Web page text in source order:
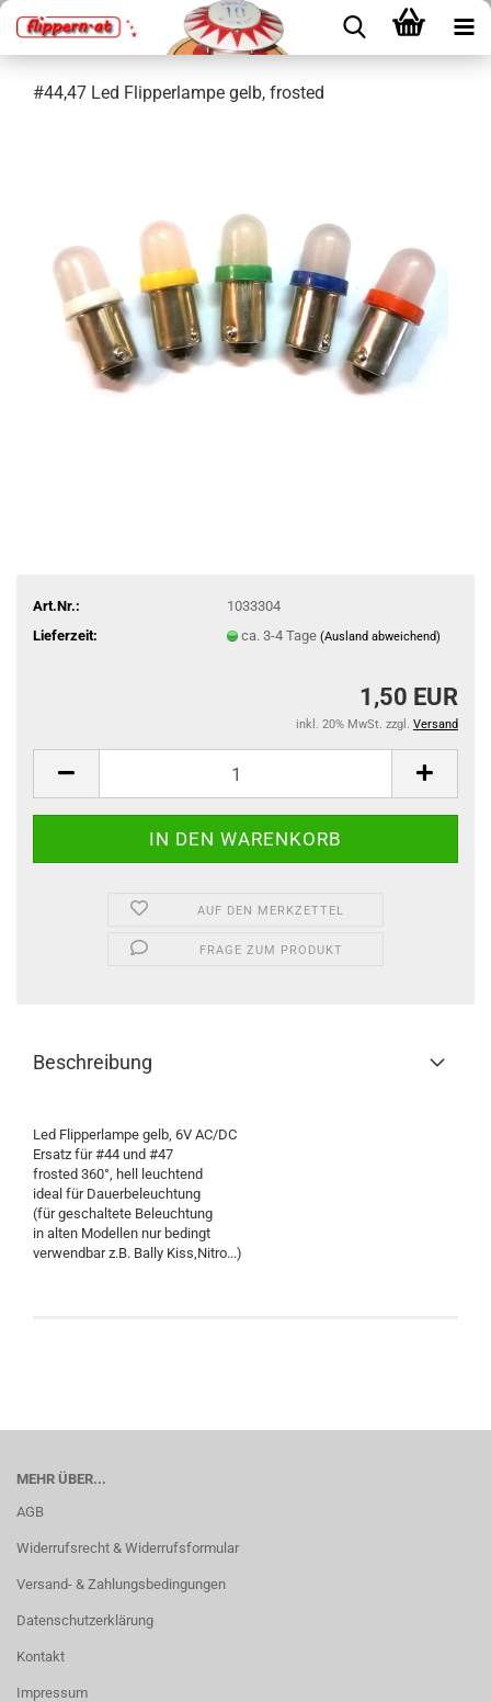
#44,47 Led Flipperlampe gelb, frosted
Art.Nr.:
1033304
Lieferzeit:
ca. 3-4 Tage (Ausland abweichend)
1,50 EUR
inkl. 20% MwSt. zzgl. Versand
AUF DEN MERKZETTEL
FRAGE ZUM PRODUKT
Beschreibung
Led Flipperlampe gelb, 6V AC/DC
Ersatz für #44 und #47
frosted 360°, hell leuchtend
ideal für Dauerbeleuchtung
(für geschaltete Beleuchtung
in alten Modellen nur bedingt
verwendbar z.B. Bally Kiss,Nitro...)
MEHR ÜBER...
AGB
Widerrufsrecht & Widerrufsformular
Versand- & Zahlungsbedingungen
Datenschutzerklärung
Kontakt
Impressum